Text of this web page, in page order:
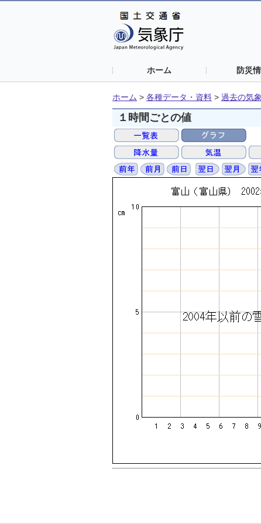
ホーム 防災
ホーム > 各種データ・資料 > 過去の気
１時間ごとの値